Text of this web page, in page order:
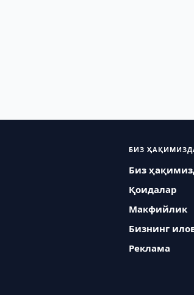
БИЗ
Биз
Қоидалар
Макфийлик
Бизнинг
Реклама